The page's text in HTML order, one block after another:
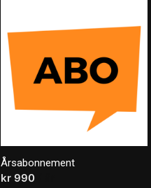
Årsabonnement
kr990